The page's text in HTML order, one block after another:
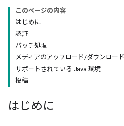
このページの内容
はじめに
認証
バッチ処理
メディアのアップロード/ダウンロード
サポートされている Java 環境
投稿
はじめに